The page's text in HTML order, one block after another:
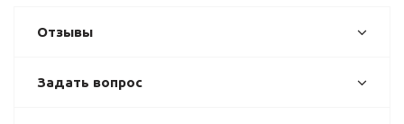
Отзывы
Задать вопрос